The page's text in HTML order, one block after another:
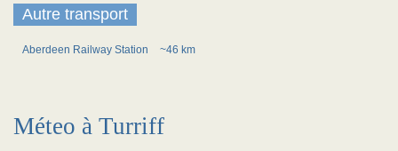
Autre transport
Aberdeen Railway Station ~46 km
Méteo à Turriff